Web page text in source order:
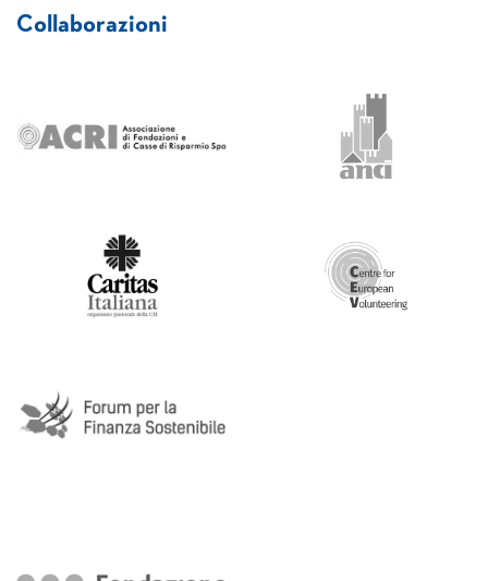
Collaborazioni